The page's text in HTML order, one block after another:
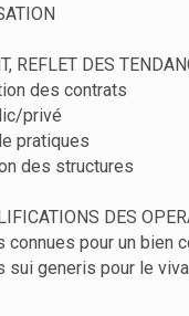
REFLET DES
des contrats
privé
pratiques
des structures
DES
pour un bien
sui generis pour le